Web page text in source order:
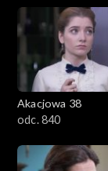
Akacjowa 38
odc. 840